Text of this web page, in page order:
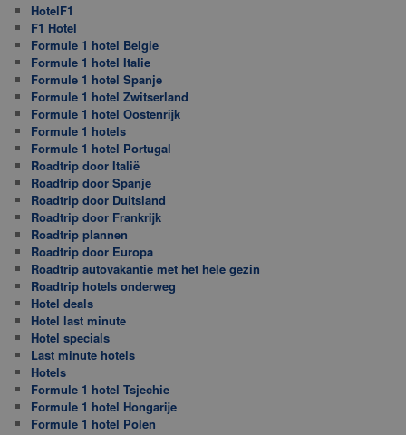
HotelF1
F1 Hotel
Formule 1 hotel Belgie
Formule 1 hotel Italie
Formule 1 hotel Spanje
Formule 1 hotel Zwitserland
Formule 1 hotel Oostenrijk
Formule 1 hotels
Formule 1 hotel Portugal
Roadtrip door Italië
Roadtrip door Spanje
Roadtrip door Duitsland
Roadtrip door Frankrijk
Roadtrip plannen
Roadtrip door Europa
Roadtrip autovakantie met het hele gezin
Roadtrip hotels onderweg
Hotel deals
Hotel last minute
Hotel specials
Last minute hotels
Hotels
Formule 1 hotel Tsjechie
Formule 1 hotel Hongarije
Formule 1 hotel Polen